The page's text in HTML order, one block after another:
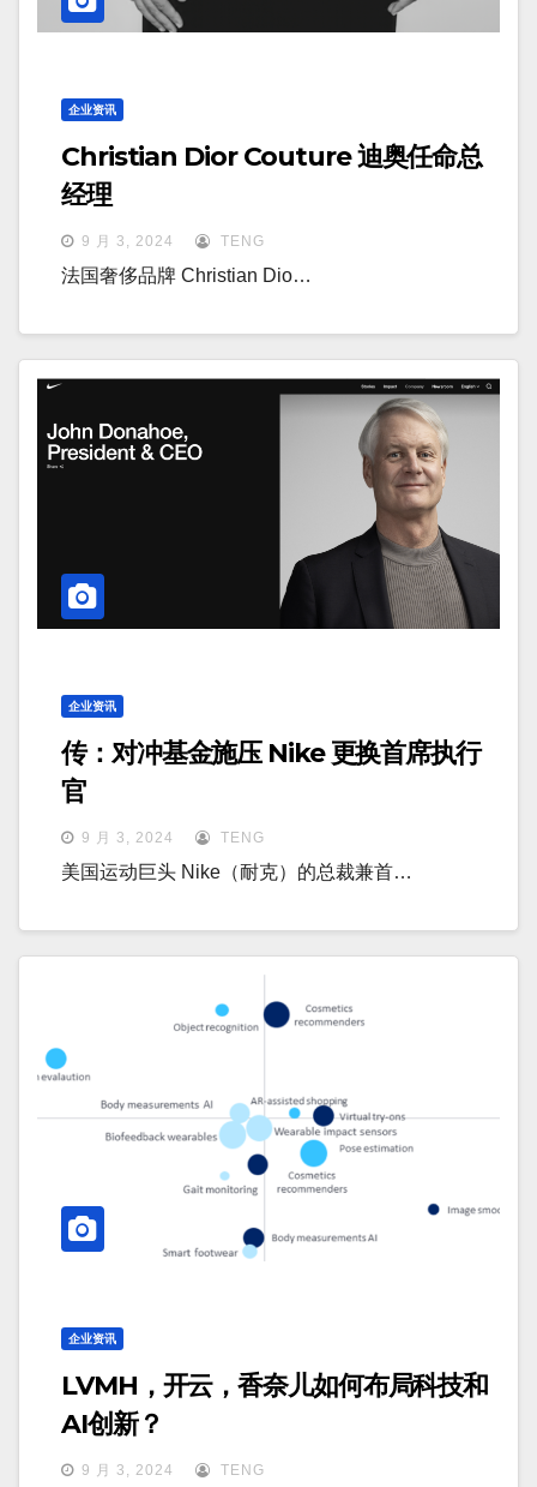
企业资讯
Christian Dior Couture 迪奥任命总
经理
9 月 3, 2024 TENG
法国奢侈品牌 Christian Dio…
企业资讯
传：对冲基金施压 Nike 更换首席执行
官
9 月 3, 2024 TENG
美国运动巨头 Nike（耐克）的总裁兼首…
企业资讯
LVMH，开云，香奈儿如何布局科技和
AI创新？
9 月 3, 2024 TENG